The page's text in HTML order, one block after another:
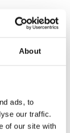
About
ads, to
our traffic.
of our site with
FÜRAUDI